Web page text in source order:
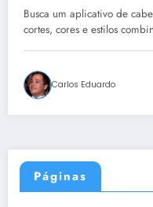
Busca um aplicativo de
cortes, cores e estilos
Carlos Eduardo
Páginas